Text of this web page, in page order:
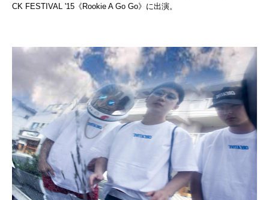
CK FESTIVAL '15《Rookie A Go Go》に出演。